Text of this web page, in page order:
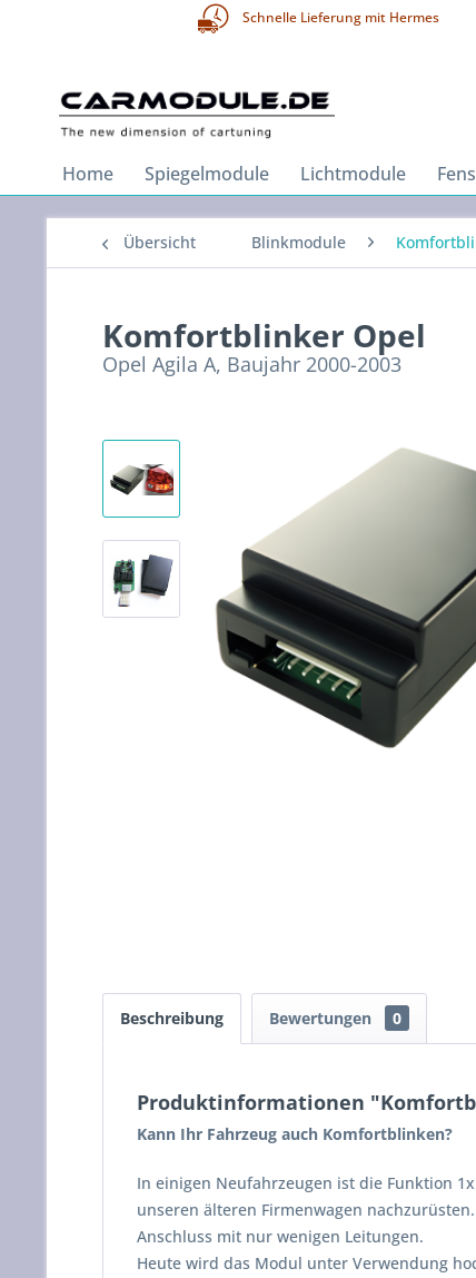
Schnelle Lieferung mit Hermes
Home Spiegelmodule Lichtmodule
Übersicht Blinkmodule
Komfortblinker Opel
Opel Agila A, Baujahr 2000-2003
Beschreibung Bewertungen 0
Produktinformationen
Kann Ihr Fahrzeug auch Komfortblinken?
In einigen Neufahrzeugen ist die Funktion
unseren älteren Firmenwagen
Anschluss mit nur wenigen Leitungen.
Heute wird das Modul unter Verwendung